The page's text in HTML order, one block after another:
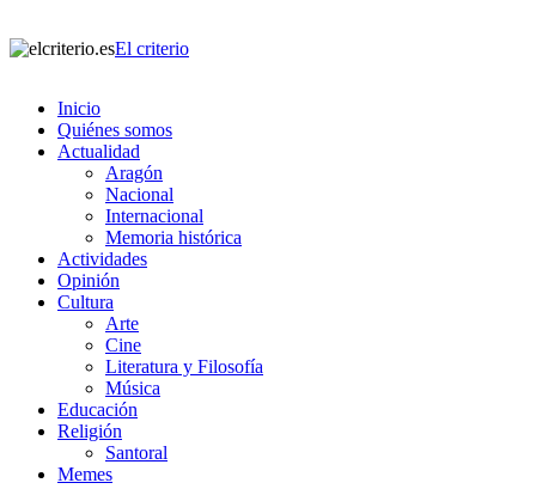
El criterio
Inicio
Quiénes somos
Actualidad
Aragón
Nacional
Internacional
Memoria histórica
Actividades
Opinión
Cultura
Arte
Cine
Literatura y Filosofía
Música
Educación
Religión
Santoral
Memes